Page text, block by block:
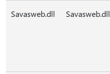
Savasweb.dll Savasweb.dll